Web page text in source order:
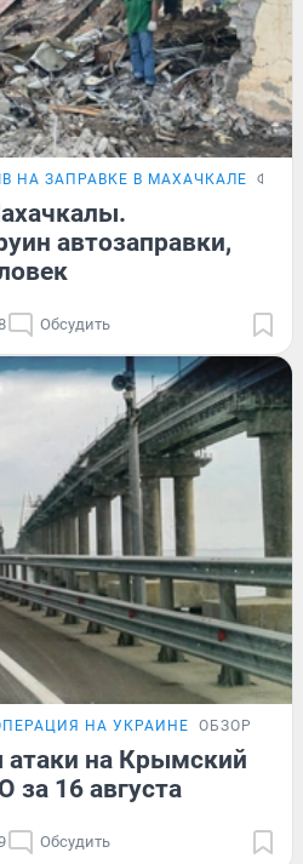
НА ЗАПРАВКЕ В МАХАЧКАЛЕ
автозаправки,
Обсудить
НА УКРАИНЕ ОБЗОР
на Крымский
за 16 августа
Обсудить